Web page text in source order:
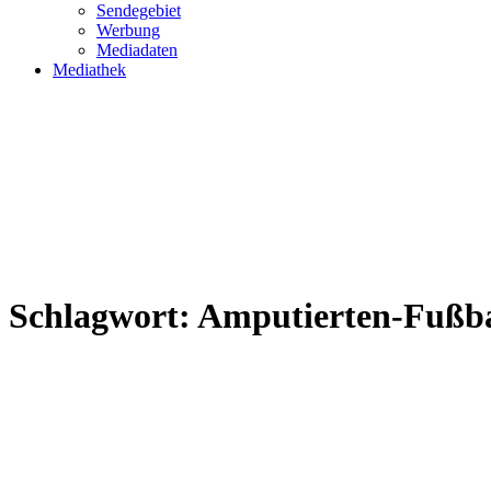
Sendegebiet
Werbung
Mediadaten
Mediathek
Schlagwort: Amputierten-